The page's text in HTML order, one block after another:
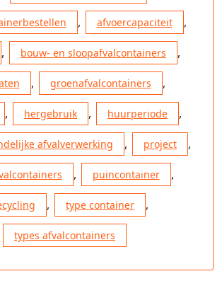
, afvoercapaciteit ,
, bouw- en sloopafvalcontainers ,
, groenafvalcontainers ,
, hergebruik , huurperiode ,
afvalverwerking , project ,
, puincontainer ,
, type container ,
types afvalcontainers